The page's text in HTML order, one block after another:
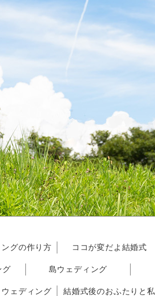
グの作り方 ココが変だよ結婚式
グ 島ウェディング
ェディング 結婚式後のおふたりと私